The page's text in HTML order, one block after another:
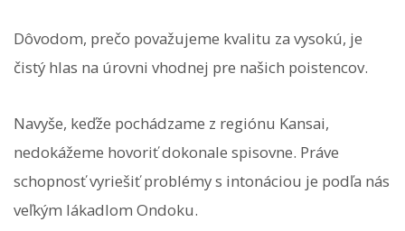
Dôvodom, prečo považujeme kvalitu za vysokú, je
čistý hlas na úrovni vhodnej pre našich poistencov.
Navyše, keďže pochádzame z regiónu Kansai,
nedokážeme hovoriť dokonale spisovne. Práve
schopnosť vyriešiť problémy s intonáciou je podľa nás
veľkým lákadlom Ondoku.